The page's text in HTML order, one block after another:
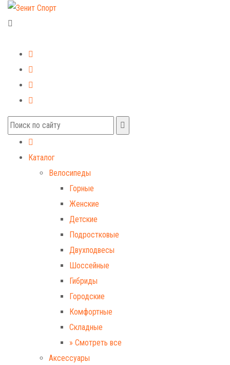
Каталог
Велосипеды
Горные
Женские
Детские
Подростковые
Двухподвесы
Шоссейные
Гибриды
Городские
Комфортные
Складные
» Смотреть все
Аксессуары